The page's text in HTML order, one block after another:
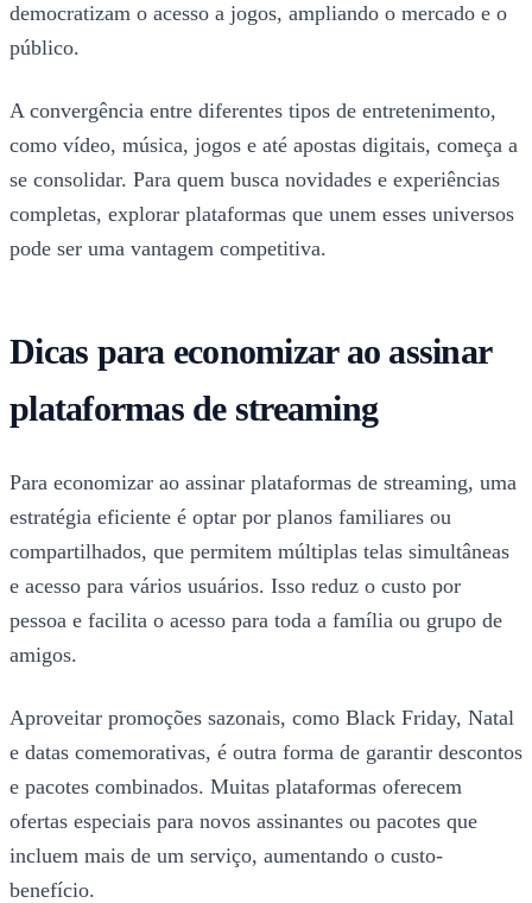
democratizam o acesso a jogos, ampliando o mercado e o
público.
A convergência entre diferentes tipos de entretenimento,
como vídeo, música, jogos e até apostas digitais, começa a
se consolidar. Para quem busca novidades e experiências
completas, explorar plataformas que unem esses universos
pode ser uma vantagem competitiva.
Dicas para economizar ao assinar
plataformas de streaming
Para economizar ao assinar plataformas de streaming, uma
estratégia eficiente é optar por planos familiares ou
compartilhados, que permitem múltiplas telas simultâneas
e acesso para vários usuários. Isso reduz o custo por
pessoa e facilita o acesso para toda a família ou grupo de
amigos.
Aproveitar promoções sazonais, como Black Friday, Natal
e datas comemorativas, é outra forma de garantir descontos
e pacotes combinados. Muitas plataformas oferecem
ofertas especiais para novos assinantes ou pacotes que
incluem mais de um serviço, aumentando o custo-
benefício.